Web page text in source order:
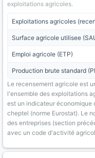
exploitations agricoles.
Exploitations agricoles
Surface agricole utilisee
Emploi agricole (ETP)
Production brute standard
Le recensement agricole est
l'ensemble des exploitations
est un indicateur
cheptel (norme Eurostat). Le
des entreprises (section
avec un code d'activité